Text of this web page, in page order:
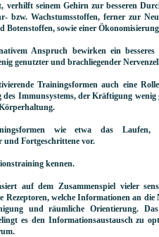
verhilft seinem Gehirn zur besseren
bzw. Wachstumsstoffen, ferner zur
Botenstoffen, sowie einer
Anspruch bewirken ein
genutzter und brachliegender
Trainingsformen auch eine
Immunsystems, der Kräftigung
wie etwa das
und Fortgeschrittene vor.
kennen.
auf dem Zusammenspiel vieler
welche Informationen an die
und räumliche Orientierung.
es den Informationsaustausch zu